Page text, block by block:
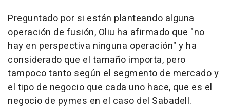
Preguntado por si están planteando alguna
operación de fusión, Oliu ha afirmado que "no
hay en perspectiva ninguna operación" y ha
considerado que el tamaño importa, pero
tampoco tanto según el segmento de mercado y
el tipo de negocio que cada uno hace, que es el
negocio de pymes en el caso del Sabadell.